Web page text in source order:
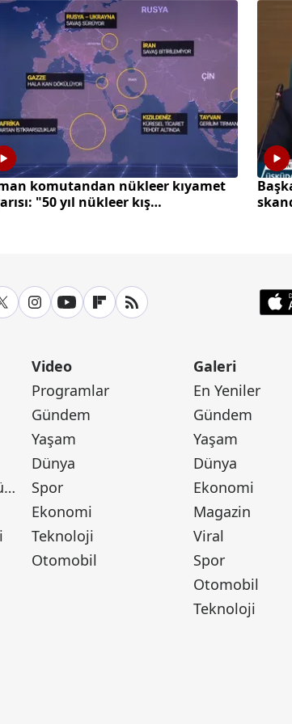
komutandan nükleer kıyamet
"50 yıl nükleer kış
Canan Barlas ile Gündem
Video
Programlar
Gündem
Yaşam
Dünya
Spor
Ekonomi
Teknoloji
Otomobil
Galeri
En Yeniler
Gündem
Yaşam
Dünya
Ekonomi
Magazin
Viral
Spor
Otomobil
Teknoloji